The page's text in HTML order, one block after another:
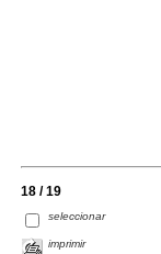
18 / 19
seleccionar
imprimir